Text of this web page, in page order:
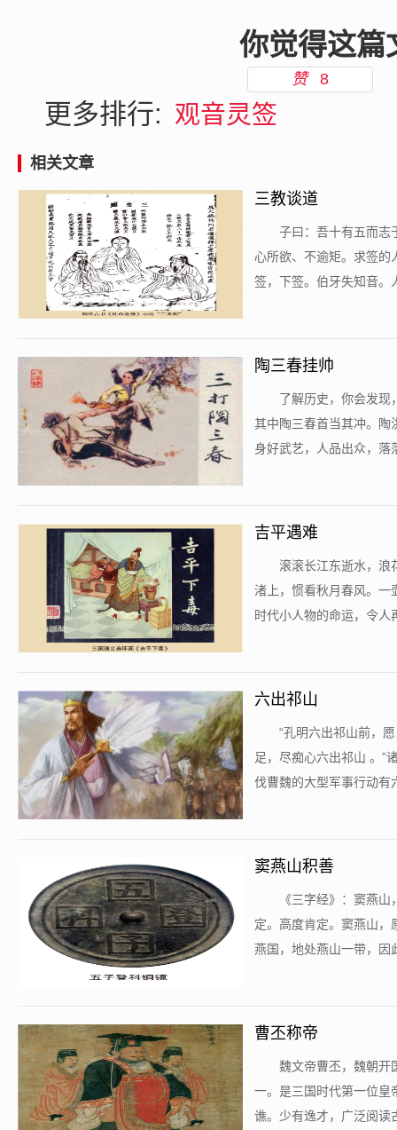
你觉得这篇
赞 8
更多排行: 观音灵签
相关文章
三教谈道
子曰：吾十有五而志
心所欲、不逾矩。求签的
签，下签。伯牙失知音。
陶三春挂帅
了解历史，你会发现
其中陶三春首当其冲。陶
身好武艺，人品出众，落
吉平遇难
滚滚长江东逝水，浪
渚上，惯看秋月春风。一
时代小人物的命运，令
六出祁山
​“孔明六出祁山前，
足，尽痴心六出祁山 。”
伐曹魏的大型军事行动有
窦燕山积善
《三字经》：窦燕
定。高度肯定。窦燕山，
燕国，地处燕山一带，因
曹丕称帝
魏文帝曹丕，魏朝开
一。是三国时代第一位皇
谯。少有逸才，广泛阅读